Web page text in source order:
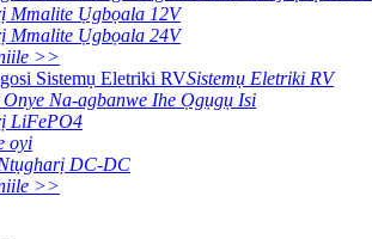
Mmalite Ụgbọala 12V
Mmalite Ụgbọala 24V
>>
Sistemụ Eletriki RV
Na-agbanwe Ihe Ọgụgụ Isi
LiFePO4
oyi
DC-DC
>>